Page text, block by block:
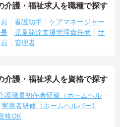
介護・福祉求人を職種で探す
看護助手
ケアマネージャー
児童発達支援管理責任者
サ
管理者
介護・福祉求人を資格で探す
護職員初任者研修（ホームヘル
実務者研修（ホームヘルパー1
格OK